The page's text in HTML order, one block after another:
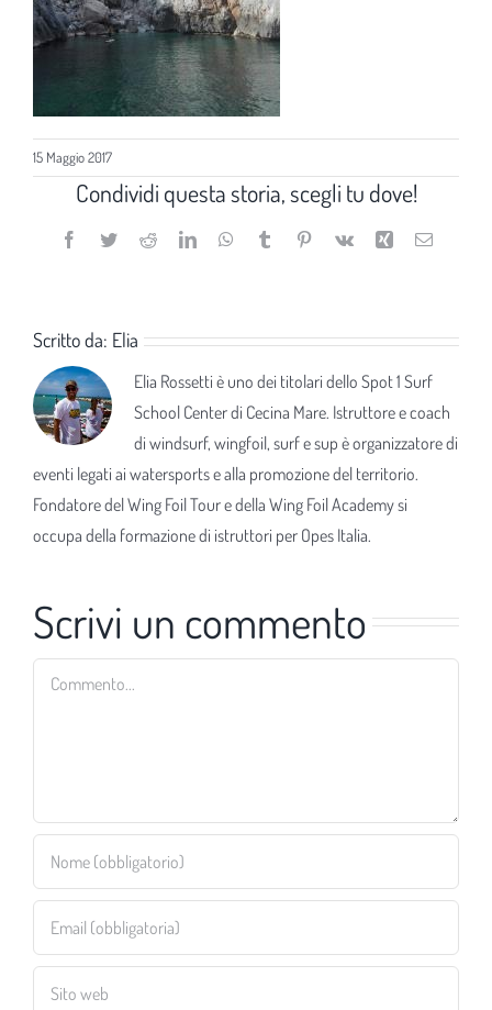
15 Maggio 2017
Condividi questa storia, scegli tu dove!
Facebook
TwitterRedditLinkedInWhatsApp
TumblrPinterest
Vk Xing Email
Scritto da: Elia
Elia Rossetti è uno dei titolari dello Spot 1 Surf
School Center di Cecina Mare. Istruttore e coach
di windsurf, wingfoil, surf e sup è organizzatore di
eventi legati ai watersports e alla promozione del territorio.
Fondatore del Wing Foil Tour e della Wing Foil Academy si
occupa della formazione di istruttori per Opes Italia.
Scrivi un commento
Commento